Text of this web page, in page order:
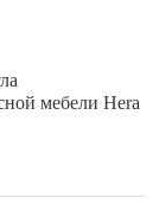
мебели Hera